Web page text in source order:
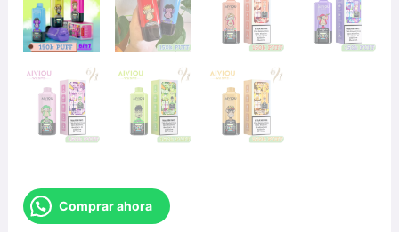
Comprar ahora